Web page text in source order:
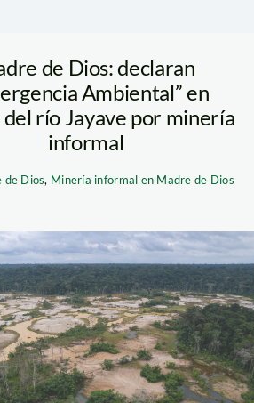
de Dios: declaran
Ambiental” en
del río Jayave por minería
informal
de Dios, Minería informal en Madre de Dios
ilegal
Perez.